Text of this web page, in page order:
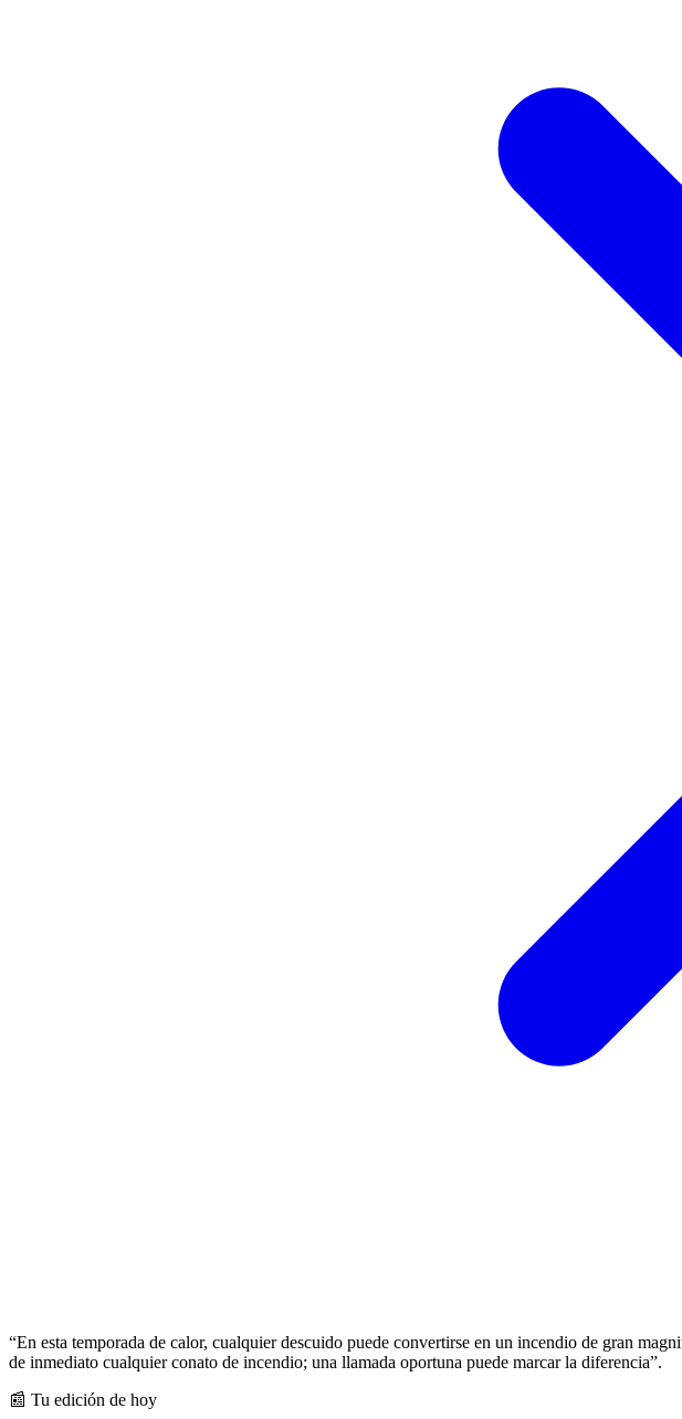
“En esta temporada de calor, cualquier descuido puede convertirse en un incendio de gran
de inmediato cualquier conato de incendio; una llamada oportuna puede marcar la diferencia”.
📰 Tu edición de hoy